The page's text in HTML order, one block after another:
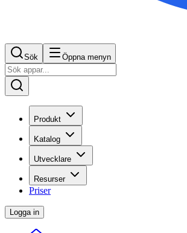
Sök Öppna menyn
Produkt
Katalog
Utvecklare
Resurser
Priser
Logga in